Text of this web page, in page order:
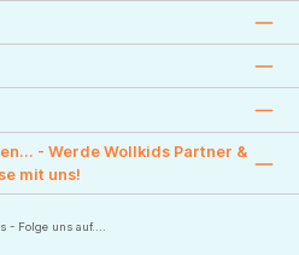
- Werde Wollkids Partner &
mit uns!
- Folge uns auf....